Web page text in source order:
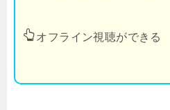
オフライン視聴ができる